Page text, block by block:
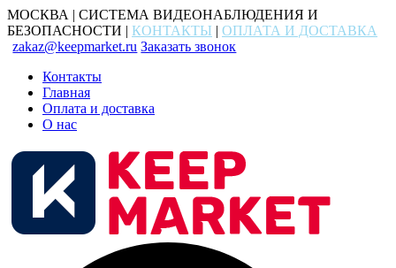
МОСКВА | СИСТЕМА ВИДЕОНАБЛЮДЕНИЯ И
БЕЗОПАСНОСТИ | КОНТАКТЫ | ОПЛАТА И ДОСТАВКА
zakaz@keepmarket.ru Заказать звонок
Контакты
Главная
Оплата и доставка
О нас